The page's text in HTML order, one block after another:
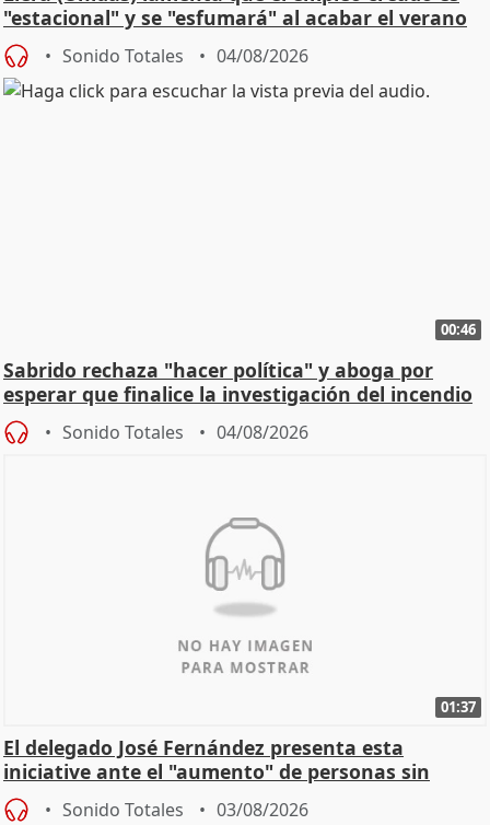
"estacional" y se "esfumará" al acabar el verano
Sonido Totales 04/08/2026
00:46
Sabrido rechaza "hacer política" y aboga por
esperar que finalice la investigación del incendio
Sonido Totales 04/08/2026
01:37
El delegado José Fernández presenta esta
iniciative ante el "aumento" de personas sin
hogar en Madri
Sonido Totales 03/08/2026